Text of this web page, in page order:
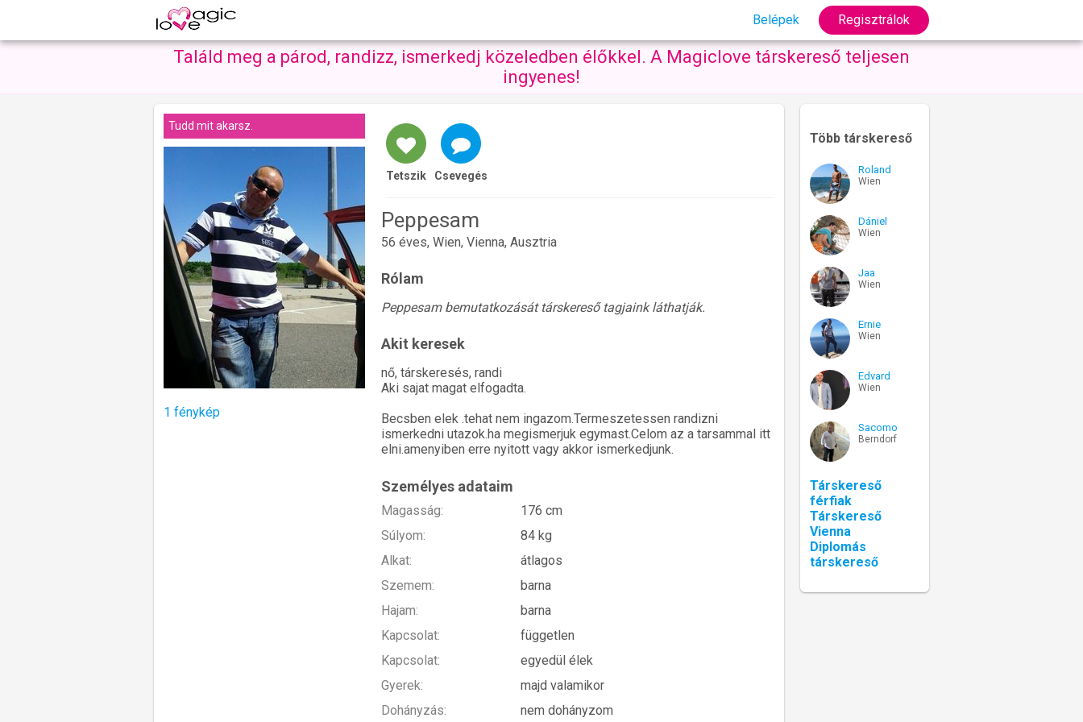
Belépek Regisztrálok
Találd meg a párod, randizz, ismerkedj közeledben élőkkel. A Magiclove társkereső teljesen
ingyenes!
Tudd mit akarsz.
1 fénykép
Tetszik Csevegés
Peppesam
56 éves, Wien, Vienna, Ausztria
Rólam
Peppesam bemutatkozását társkereső tagjaink láthatják.
Akit keresek
nő, társkeresés, randi
Aki sajat magat elfogadta.
Becsben elek .tehat nem ingazom.Termeszetessen randizni
ismerkedni utazok.ha megismerjuk egymast.Celom az a tarsammal itt
elni.amenyiben erre nyitott vagy akkor ismerkedjunk.
Személyes adataim
Magasság:
176 cm
Súlyom:
84 kg
Alkat:
átlagos
Szemem:
barna
Hajam:
barna
Kapcsolat:
független
Kapcsolat:
egyedül élek
Gyerek:
majd valamikor
Dohányzás:
nem dohányzom
Több társkereső
Roland
Wien
Dániel
Wien
Jaa
Wien
Ernie
Wien
Edvard
Wien
Sacomo
Berndorf
Társkereső
férfiak
Társkereső
Vienna
Diplomás
társkereső